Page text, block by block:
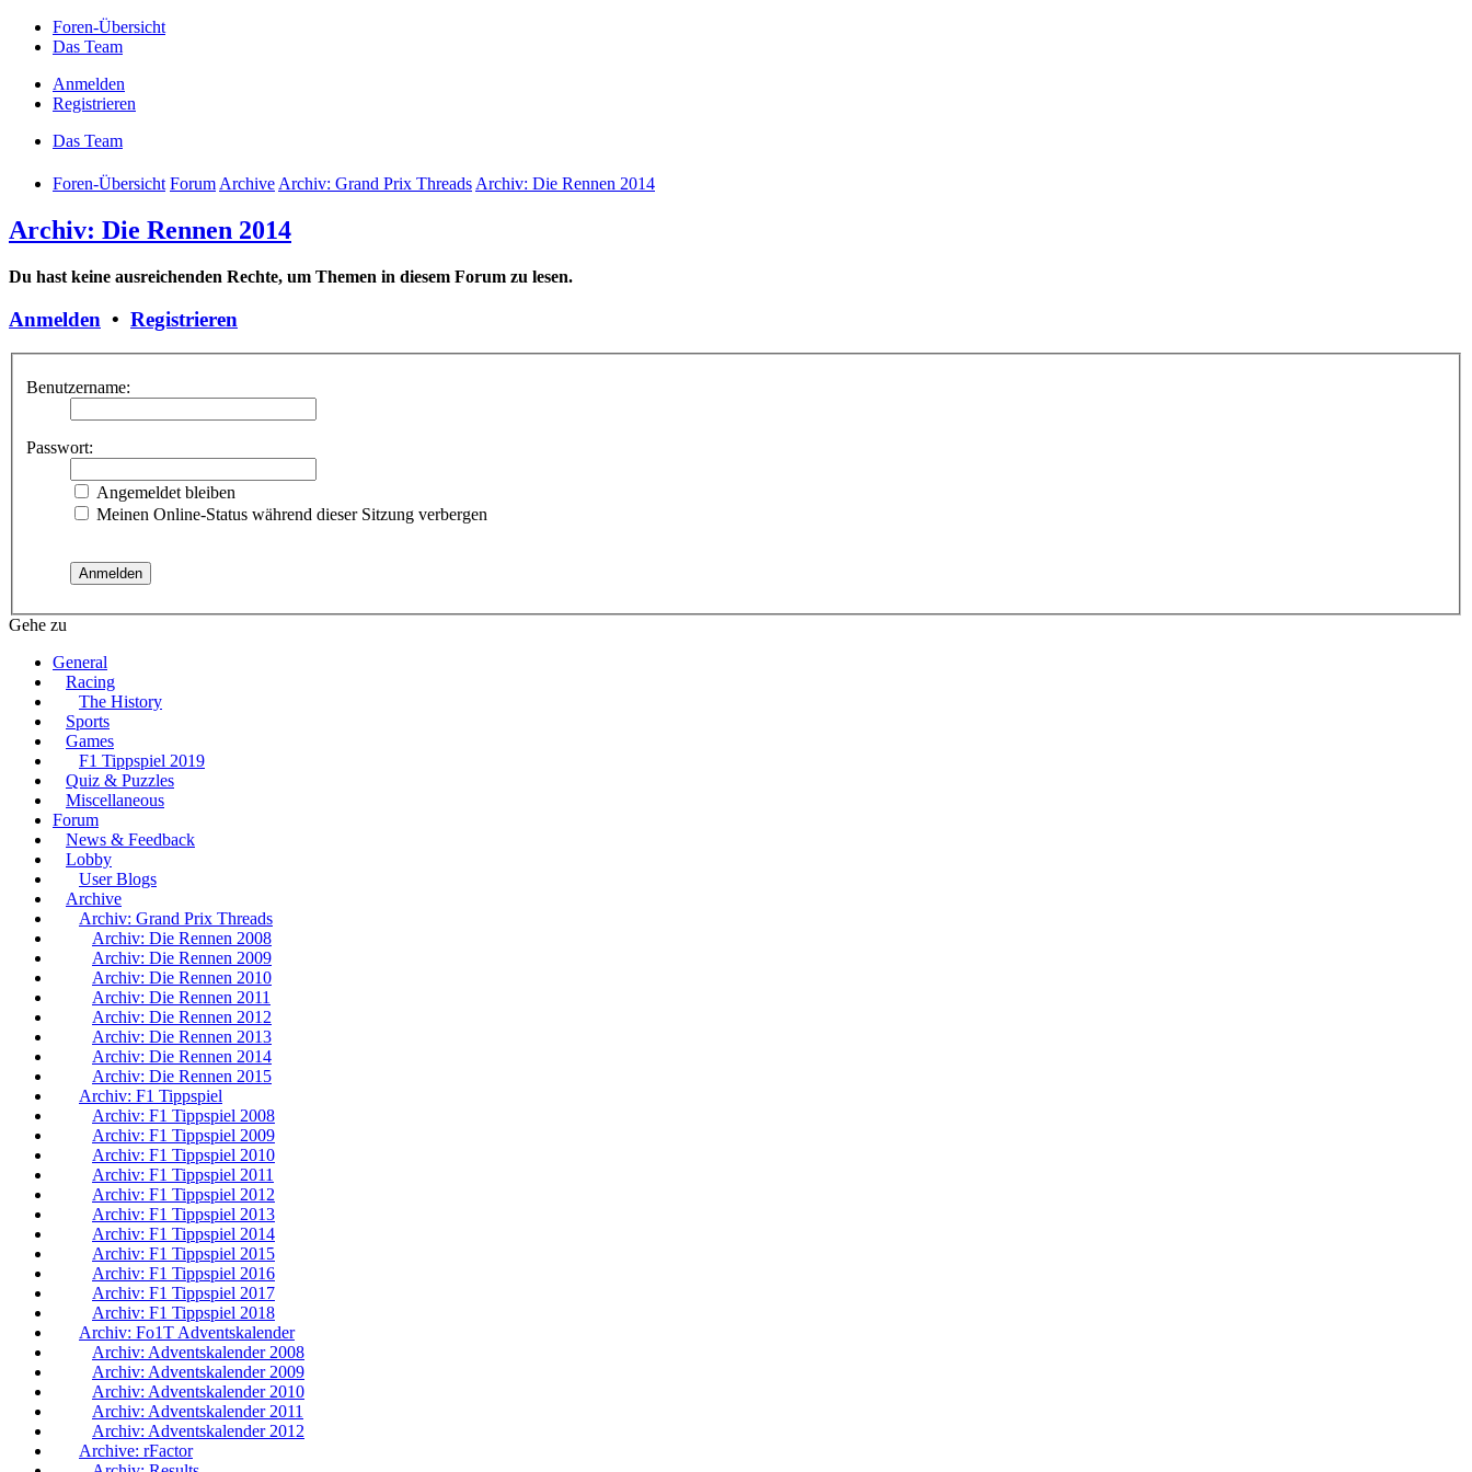
Foren-Übersicht
Das Team
Anmelden
Registrieren
Das Team
Foren-Übersicht ForumArchiveArchiv: Grand Prix ThreadsArchiv: Die Rennen 2014
Archiv: Die Rennen 2014
Du hast keine ausreichenden Rechte, um Themen in diesem Forum zu lesen.
Anmelden • Registrieren
Benutzername:
Passwort:
Angemeldet bleiben
Meinen Online-Status während dieser Sitzung verbergen
Gehe zu
General
Racing
The History
Sports
Games
F1 Tippspiel 2019
Quiz & Puzzles
Miscellaneous
Forum
News & Feedback
Lobby
User Blogs
Archive
Archiv: Grand Prix Threads
Archiv: Die Rennen 2008
Archiv: Die Rennen 2009
Archiv: Die Rennen 2010
Archiv: Die Rennen 2011
Archiv: Die Rennen 2012
Archiv: Die Rennen 2013
Archiv: Die Rennen 2014
Archiv: Die Rennen 2015
Archiv: F1 Tippspiel
Archiv: F1 Tippspiel 2008
Archiv: F1 Tippspiel 2009
Archiv: F1 Tippspiel 2010
Archiv: F1 Tippspiel 2011
Archiv: F1 Tippspiel 2012
Archiv: F1 Tippspiel 2013
Archiv: F1 Tippspiel 2014
Archiv: F1 Tippspiel 2015
Archiv: F1 Tippspiel 2016
Archiv: F1 Tippspiel 2017
Archiv: F1 Tippspiel 2018
Archiv: Fo1T Adventskalender
Archiv: Adventskalender 2008
Archiv: Adventskalender 2009
Archiv: Adventskalender 2010
Archiv: Adventskalender 2011
Archiv: Adventskalender 2012
Archive: rFactor